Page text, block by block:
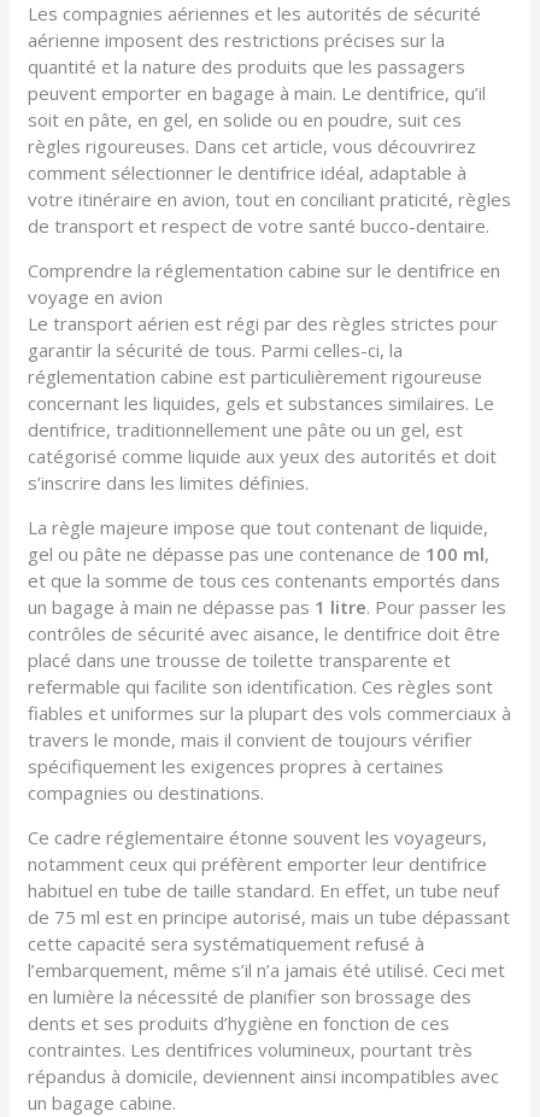
Les compagnies aériennes et les autorités de sécurité
aérienne imposent des restrictions précises sur la
quantité et la nature des produits que les passagers
peuvent emporter en bagage à main. Le dentifrice, qu’il
soit en pâte, en gel, en solide ou en poudre, suit ces
règles rigoureuses. Dans cet article, vous découvrirez
comment sélectionner le dentifrice idéal, adaptable à
votre itinéraire en avion, tout en conciliant praticité, règles
de transport et respect de votre santé bucco-dentaire.
Comprendre la réglementation cabine sur le dentifrice en
voyage en avion
Le transport aérien est régi par des règles strictes pour
garantir la sécurité de tous. Parmi celles-ci, la
réglementation cabine est particulièrement rigoureuse
concernant les liquides, gels et substances similaires. Le
dentifrice, traditionnellement une pâte ou un gel, est
catégorisé comme liquide aux yeux des autorités et doit
s’inscrire dans les limites définies.
La règle majeure impose que tout contenant de liquide,
gel ou pâte ne dépasse pas une contenance de 100 ml,
et que la somme de tous ces contenants emportés dans
un bagage à main ne dépasse pas 1 litre. Pour passer les
contrôles de sécurité avec aisance, le dentifrice doit être
placé dans une trousse de toilette transparente et
refermable qui facilite son identification. Ces règles sont
fiables et uniformes sur la plupart des vols commerciaux à
travers le monde, mais il convient de toujours vérifier
spécifiquement les exigences propres à certaines
compagnies ou destinations.
Ce cadre réglementaire étonne souvent les voyageurs,
notamment ceux qui préfèrent emporter leur dentifrice
habituel en tube de taille standard. En effet, un tube neuf
de 75 ml est en principe autorisé, mais un tube dépassant
cette capacité sera systématiquement refusé à
l’embarquement, même s’il n’a jamais été utilisé. Ceci met
en lumière la nécessité de planifier son brossage des
dents et ses produits d’hygiène en fonction de ces
contraintes. Les dentifrices volumineux, pourtant très
répandus à domicile, deviennent ainsi incompatibles avec
un bagage cabine.